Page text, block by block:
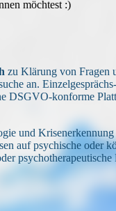
möchtest :)
zu Klärung von Fragen
an.
DSGVO-konforme
und
auf psychische oder
psychotherapeutische